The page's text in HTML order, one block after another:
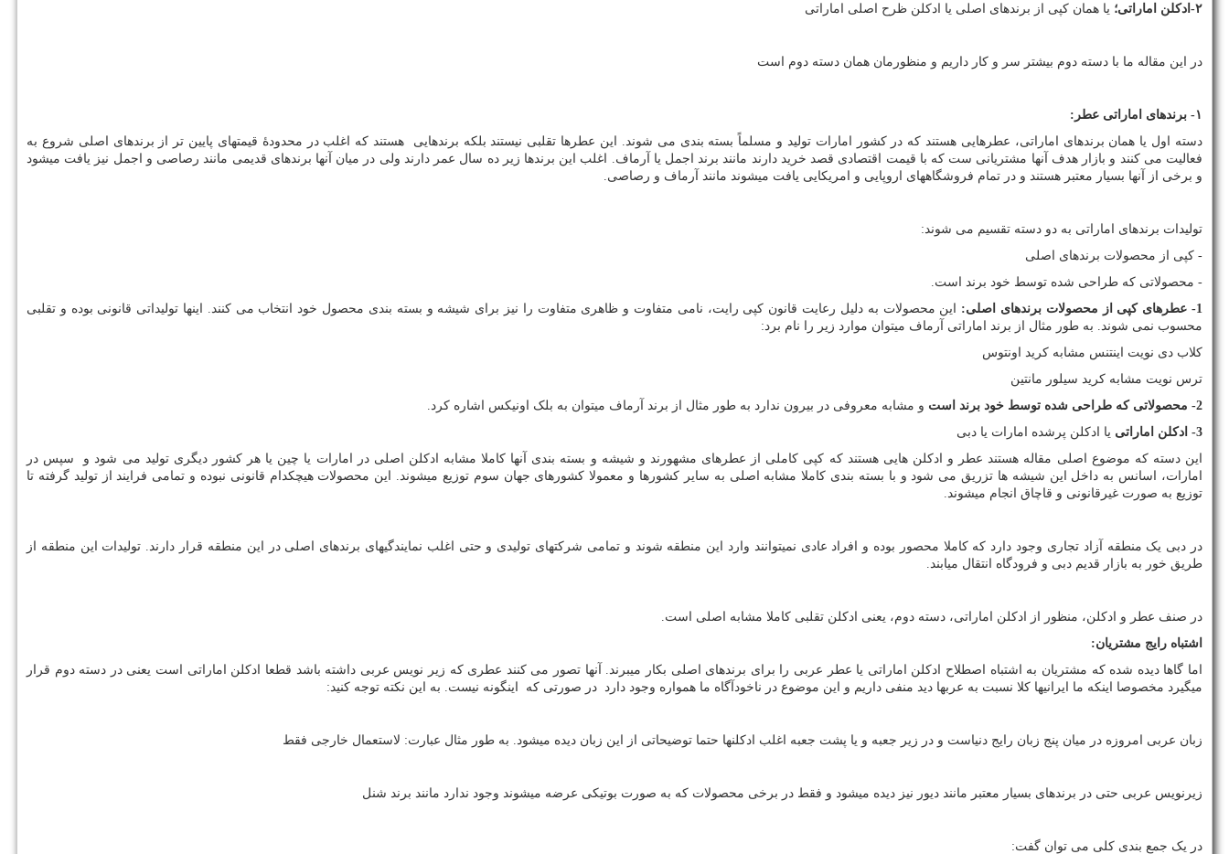
۲-ادکلن اماراتی؛ یا همان کپی از برندهای اصلی یا ادکلن ظرح اصلی اماراتی
در این مقاله ما با دسته دوم بیشتر سر و کار داریم و منظورمان همان دسته دوم است
۱- برندهای اماراتی عطر:
دسته اول یا همان برندهای اماراتی، عطرهایی هستند که در کشور امارات تولید و مسلماً بسته بندی می شوند. این عطرها تقلبی نیستند بلکه برندهایی هستند که اغلب در محدودۀ قیمتهای پایین تر از برندهای اصلی شروع به
فعالیت می کنند و بازار هدف آنها مشتریانی ست که با قیمت اقتصادی قصد خرید دارند مانند برند اجمل یا آرماف. اغلب این برندها زیر ده سال عمر دارند ولی در میان آنها برندهای قدیمی مانند رصاصی و اجمل نیز یافت میشود
و برخی از آنها بسیار معتبر هستند و در تمام فروشگاههای اروپایی و امریکایی یافت میشوند مانند آرماف و رصاصی.
تولیدات برندهای اماراتی به دو دسته تقسیم می شوند:
- کپی از محصولات برندهای اصلی
- محصولاتی که طراحی شده توسط خود برند است.
1- عطرهای کپی از محصولات برندهای اصلی:
این محصولات به دلیل رعایت قانون کپی رایت، نامی متفاوت و ظاهری متفاوت را نیز برای شیشه و بسته بندی محصول خود انتخاب می کنند. اینها تولیداتی قانونی بوده و تقلبی
محسوب نمی شوند. به طور مثال از برند اماراتی آرماف میتوان موارد زیر را نام برد:
کلاب دی نویت اینتنس مشابه کرید اونتوس
ترس نویت مشابه کرید سیلور مانتین
2- محصولاتی که طراحی شده توسط خود برند است
و مشابه معروفی در بیرون ندارد به طور مثال از برند آرماف میتوان به بلک اونیکس اشاره کرد.
3- ادکلن اماراتی
یا ادکلن پرشده امارات یا دبی
این دسته که موضوع اصلی مقاله هستند عطر و ادکلن هایی هستند که کپی کاملی از عطرهای مشهورند و شیشه و بسته بندی آنها کاملا مشابه ادکلن اصلی در امارات یا چین یا هر کشور دیگری تولید می شود و سپس در
امارات، اسانس به داخل این شیشه ها تزریق می شود و با بسته بندی کاملا مشابه اصلی به سایر کشورها و معمولا کشورهای جهان سوم توزیع میشوند. این محصولات هیچکدام قانونی نبوده و تمامی فرایند از تولید گرفته تا
توزیع به صورت غیرقانونی و قاچاق انجام میشوند.
در دبی یک منطقه آزاد تجاری وجود دارد که کاملا محصور بوده و افراد عادی نمیتوانند وارد این منطقه شوند و تمامی شرکتهای تولیدی و حتی اغلب نمایندگیهای برندهای اصلی در این منطقه قرار دارند. تولیدات این منطقه از
طریق خور به بازار قدیم دبی و فرودگاه انتقال میابند.
در صنف عطر و ادکلن، منظور از ادکلن اماراتی، دسته دوم، یعنی ادکلن تقلبی کاملا مشابه اصلی است.
اشتباه رایج مشتریان:
اما گاها دیده شده که مشتریان به اشتباه اصطلاح ادکلن اماراتی یا عطر عربی را برای برندهای اصلی بکار میبرند. آنها تصور می کنند عطری که زیر نویس عربی داشته باشد قطعا ادکلن اماراتی است یعنی در دسته دوم قرار
میگیرد مخصوصا اینکه ما ایرانیها کلا نسبت به عربها دید منفی داریم و این موضوع در ناخودآگاه ما همواره وجود دارد در صورتی که اینگونه نیست. به این نکته توجه کنید:
زبان عربی امروزه در میان پنج زبان رایج دنیاست و در زیر جعبه و یا پشت جعبه اغلب ادکلنها حتما توضیحاتی از این زبان دیده میشود. به طور مثال عبارت: لاستعمال خارجی فقط
زیرنویس عربی حتی در برندهای بسیار معتبر مانند دیور نیز دیده میشود و فقط در برخی محصولات که به صورت بوتیکی عرضه میشوند وجود ندارد مانند برند شنل
در یک جمع بندی کلی می توان گفت: